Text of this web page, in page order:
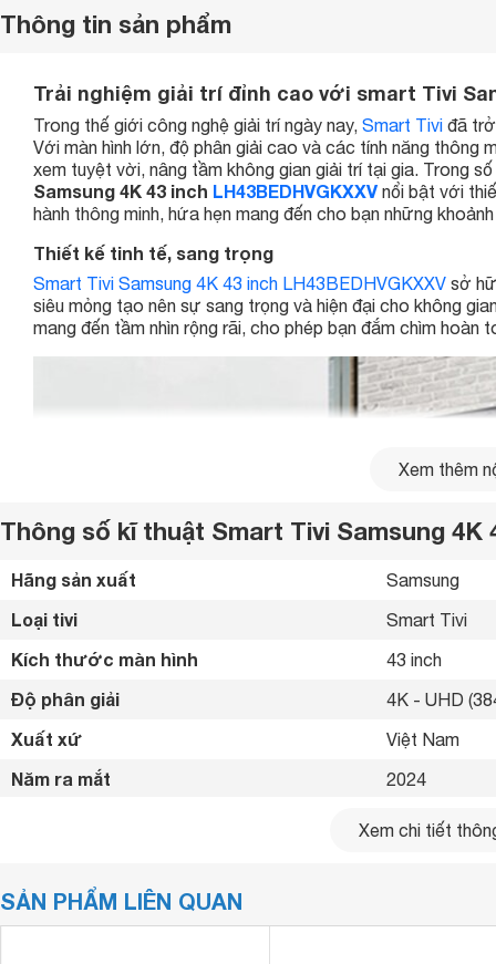
Thông tin sản phẩm
Trải nghiệm giải trí đỉnh cao với smart Tivi
Trong thế giới công nghệ giải trí ngày nay, Smart Tivi đã
Với màn hình lớn, độ phân giải cao và các tính năng thông
xem tuyệt vời, nâng tầm không gian giải trí tại gia. Trong
Samsung 4K 43 inch LH43BEDHVGKXXV nổi bật với
hành thông minh, hứa hẹn mang đến cho bạn những
Thiết kế tinh tế, sang trọng
Smart Tivi Samsung 4K 43 inch LH43BEDHVGKXXV sở
siêu mỏng tạo nên sự sang trọng và hiện đại cho không
mang đến tầm nhìn rộng rãi, cho phép bạn đắm chìm hoàn
Độ phân giải Ultra HD 4K - Hình ảnh sắc nét, sống
đến từng chi tiết, cho bạn cảm giác như đang xem trực
Xem thêm
Thông số kĩ thuật Smart Tivi Samsung 4K
Hãng sản xuất Samsung
Loại tivi Smart Tivi
Kích thước màn hình 43 inch
Độ phân giải 4K - UHD
Xuất xứ Việt Nam
Năm ra mắt 2024
Có
Cổng HDMI
Xem chi tiết
SẢN PHẨM LIÊN QUAN